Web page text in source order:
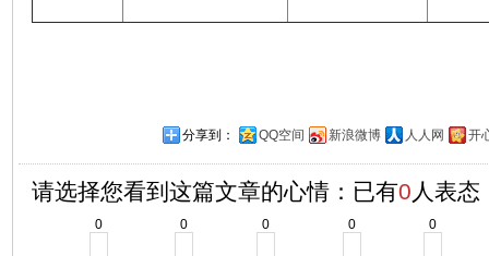
分享到： QQ空间 新浪微博 人人网 开
请选择您看到这篇文章的心情：已有0 人表态
0 0 0 0 0